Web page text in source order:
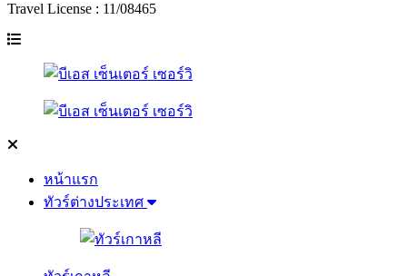
Travel License : 11/08465
หน้าแรก
ทัวร์ต่างประเทศ